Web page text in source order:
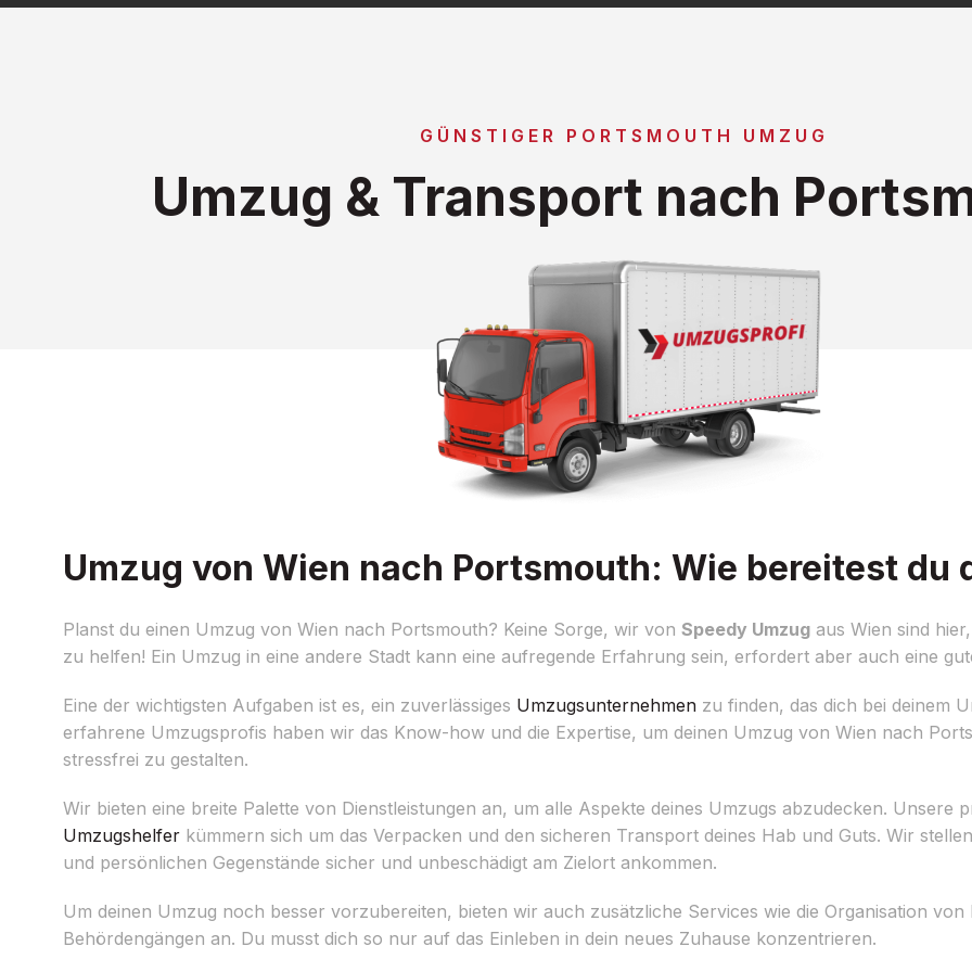
GÜNSTIGER PORTSMOUTH UMZUG
Umzug & Transport nach
Umzug von Wien nach Portsmouth: Wie bereitest du
Planst du einen Umzug von Wien nach Portsmouth? Keine Sorge, wir von Speedy Umzug aus Wien sind
zu helfen! Ein Umzug in eine andere Stadt kann eine aufregende Erfahrung sein, erfordert aber auch eine
Eine der wichtigsten Aufgaben ist es, ein zuverlässiges Umzugsunternehmen zu finden, das dich bei deinem
erfahrene Umzugsprofis haben wir das Know-how und die Expertise, um deinen Umzug von Wien nach
stressfrei zu gestalten.
Wir bieten eine breite Palette von Dienstleistungen an, um alle Aspekte deines Umzugs abzudecken. Unsere
Umzugshelfer kümmern sich um das Verpacken und den sicheren Transport deines Hab und Guts. Wir
und persönlichen Gegenstände sicher und unbeschädigt am Zielort ankommen.
Um deinen Umzug noch besser vorzubereiten, bieten wir auch zusätzliche Services wie die Organisation
Behördengängen an. Du musst dich so nur auf das Einleben in dein neues Zuhause konzentrieren.